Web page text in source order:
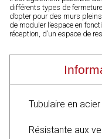
différents types de
d’opter pour des murs
de moduler l’espace en
réception, d’un espace de
Tubulaire en acier
Résistante aux